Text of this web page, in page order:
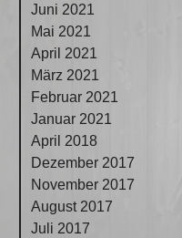
Juni 2021
Mai 2021
April 2021
März 2021
Februar 2021
Januar 2021
April 2018
Dezember 2017
November 2017
August 2017
Juli 2017